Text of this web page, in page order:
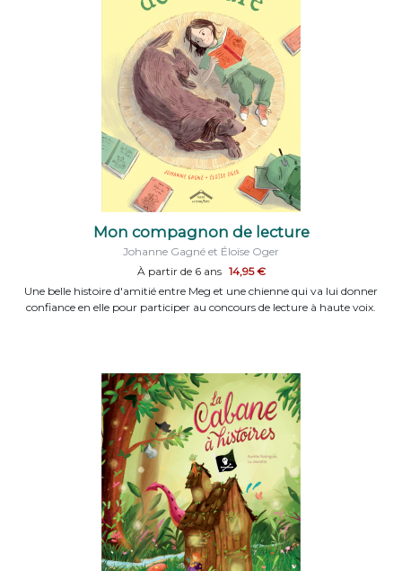
Mon compagnon de lecture
Johanne Gagné et Éloïse Oger
À partir de 6 ans 14,95 €
Une belle histoire d'amitié entre Meg et une chienne qui va lui donner
confiance en elle pour participer au concours de lecture à haute voix.